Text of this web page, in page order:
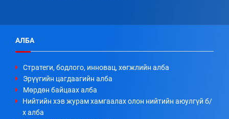
АЛБА
Стратеги, бодлого, инновац, хөгжлийн алба
Эрүүгийн цагдаагийн алба
Мөрдөн байцаах алба
Нийтийн хэв журам хамгаалах олон нийтийн аюулгүй б/
х алба